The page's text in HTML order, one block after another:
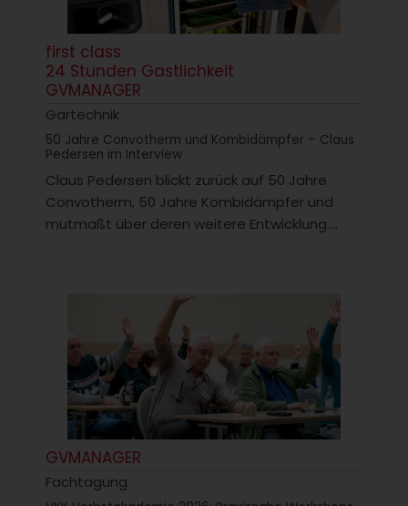
first class
24 Stunden Gastlichkeit
GVMANAGER
Gartechnik
50 Jahre Convotherm und Kombidämpfer – Claus
Pedersen im Interview
Claus Pedersen blickt zurück auf 50 Jahre
Convotherm, 50 Jahre Kombidämpfer und
mutmaßt über deren weitere Entwicklung....
GVMANAGER
Fachtagung